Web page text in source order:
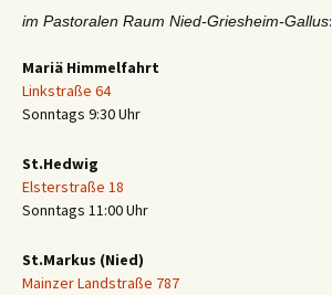
im Pastoralen Raum Nied-Griesheim-Gallus:
Mariä Himmelfahrt
Linkstraße 64
Sonntags 9:30 Uhr
St.Hedwig
Elsterstraße 18
Sonntags 11:00 Uhr
St.Markus (Nied)
Mainzer Landstraße 787